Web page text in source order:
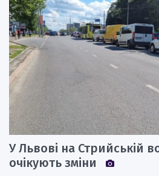
У Львові на Стрийській
очікують зміни